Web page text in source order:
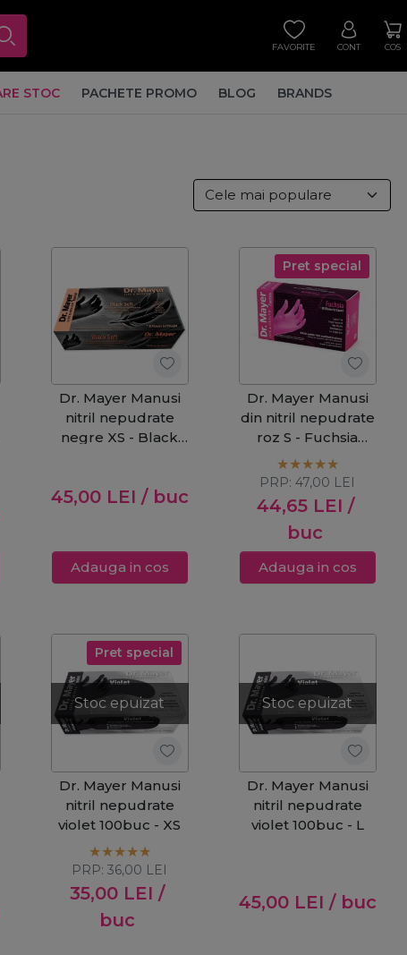
FAVORITE CONT COS
STOC PACHETE PROMO BLOG BRANDS
Dr. Mayer Manusi
nitril nepudrate
negre XS - Black
45,00 LEI / buc
Adauga in cos
Pret special
Dr. Mayer Manusi
din nitril nepudrate
roz S - Fuchsia
100buc
44,65 LEI /
buc
PRP:47,00 LEI
Adauga in cos
Stoc epuizat
Pret special
Dr. Mayer Manusi
nitril nepudrate
violet 100buc - XS
35,00 LEI /
buc
PRP:36,00 LEI
Stoc epuizat
Dr. Mayer Manusi
nitril nepudrate
violet 100buc - L
45,00 LEI / buc